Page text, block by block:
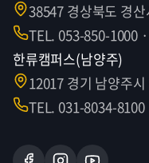
38547 경상북도 경
TEL. 053-850-1000
한류캠퍼스(남양주)
12017 경기 남양주
TEL. 031-8034-8100